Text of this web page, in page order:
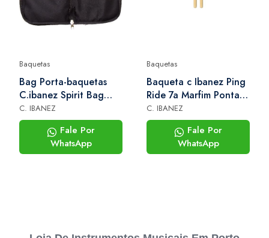
Baquetas
Bag Porta-baquetas
C.ibanez Spirit Bag
Para Até 9 Pares
C. IBANEZ
Fale Por
WhatsApp
Baquetas
Baqueta c Ibanez Ping
Ride 7a Marfim Ponta
Bola Par
C. IBANEZ
Fale Por
WhatsApp